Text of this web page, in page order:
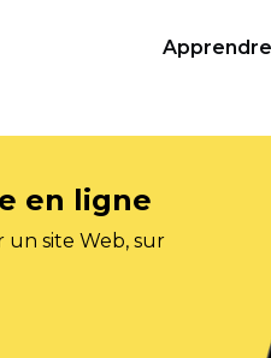
Apprendre
en ligne
site Web, sur